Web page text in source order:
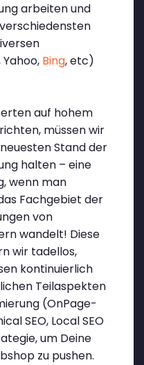
arbeiten und
Bing, etc)
auf hohem
müssen wir
Stand der
halten – eine
wenn man
Fachgebiet der
von
wandelt! Diese
wir tadellos,
kontinuierlich
Teilaspekten
(OnPage-
SEO, Local SEO
um Deine
zu pushen.